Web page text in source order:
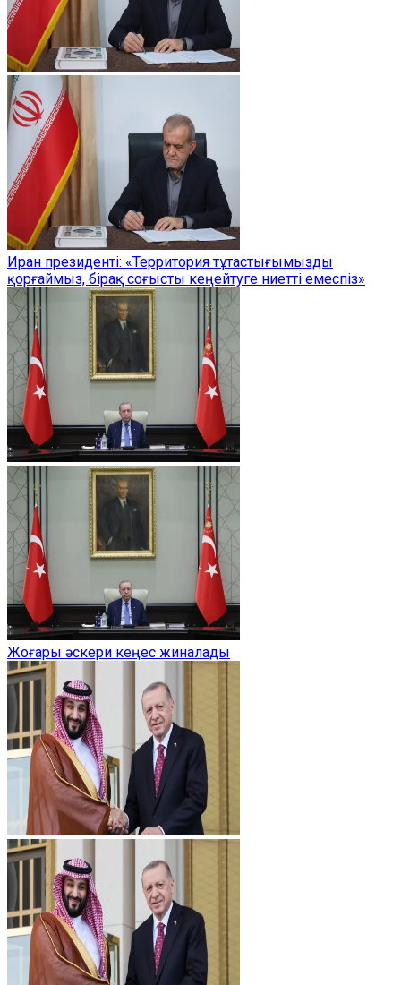
Иран президенті: «Территория тұтастығымызды
қорғаймыз, бірақ соғысты кеңейтуге ниетті емеспіз»
Жоғары әскери кеңес жиналады